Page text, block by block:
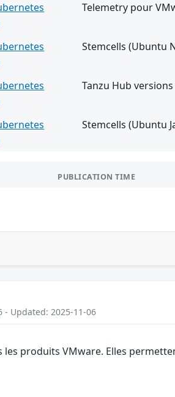
Telemetry pour
Stemcells (Ubuntu
Tanzu Hub
Stemcells (Ubuntu
PUBLICATION TIME
- Updated: 2025-11-06
produits VMware. Elles